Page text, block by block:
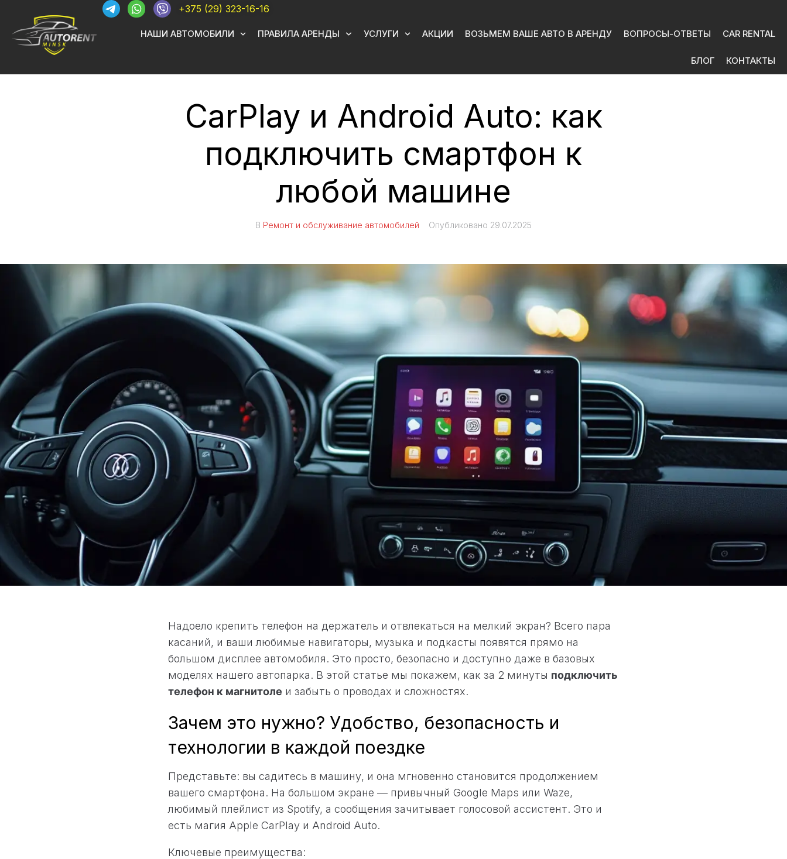
+375 (29) 323-16-16
НАШИ АВТОМОБИЛИ ПРАВИЛА АРЕНДЫ УСЛУГИ АКЦИИ ВОЗЬМЕМ ВАШЕ АВТО В АРЕНДУ ВОПРОСЫ-ОТВЕТЫ CAR RENTAL
БЛОГ КОНТАКТЫ
CarPlay и Android Auto: как
подключить смартфон к
любой машине
В Ремонт и обслуживание автомобилей Опубликовано 29.07.2025
Надоело крепить телефон на держатель и отвлекаться на мелкий экран? Всего пара
касаний, и ваши любимые навигаторы, музыка и подкасты появятся прямо на
большом дисплее автомобиля. Это просто, безопасно и доступно даже в базовых
моделях нашего автопарка. В этой статье мы покажем, как за 2 минуты подключить
телефон к магнитоле и забыть о проводах и сложностях.
Зачем это нужно? Удобство, безопасность и
технологии в каждой поездке
Представьте: вы садитесь в машину, и она мгновенно становится продолжением
вашего смартфона. На большом экране — привычный Google Maps или Waze,
любимый плейлист из Spotify, а сообщения зачитывает голосовой ассистент. Это и
есть магия Apple CarPlay и Android Auto.
Ключевые преимущества: